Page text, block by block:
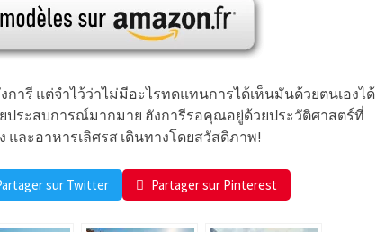
การี แต่จำไว้ว่าไม่มีอะไรทดแทนการได้เห็นมันด้วยตนเองได้
ประสบการณ์มากมาย ฮังการีรอคุณอยู่ด้วยประวัติศาสตร์ที่
ะอาหารเลิศรส เดินทางโดยสวัสดิภาพ!
sur Twitter Partager sur Pinterest